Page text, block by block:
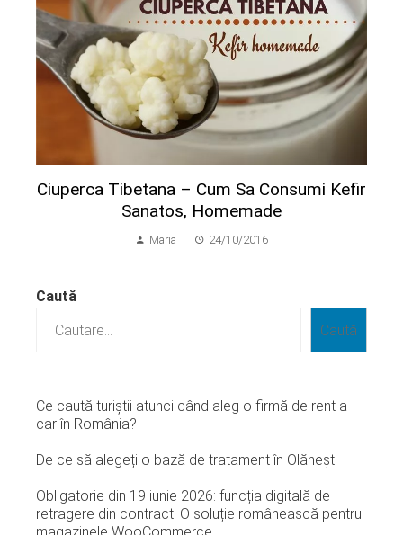
Ciuperca Tibetana – Cum Sa Consumi Kefir
Sanatos, Homemade
Maria 24/10/2016
Caută
Caută
Ce caută turiștii atunci când aleg o firmă de rent a
car în România?
De ce să alegeți o bază de tratament în Olănești
Obligatorie din 19 iunie 2026: funcția digitală de
retragere din contract. O soluție românească pentru